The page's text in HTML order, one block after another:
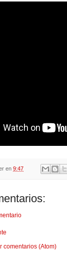
en 9:47
comentarios (Atom)